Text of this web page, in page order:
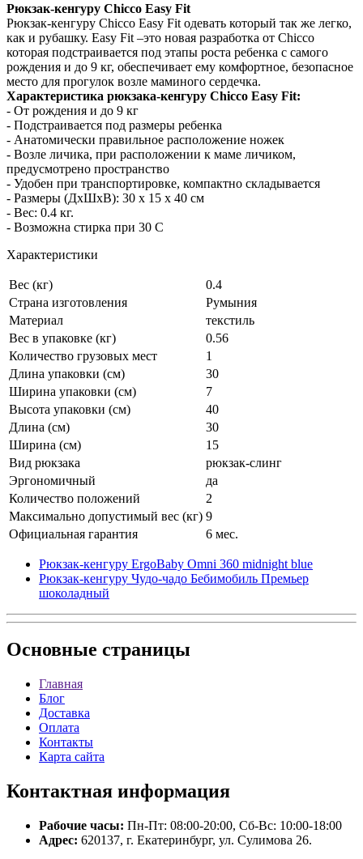
Рюкзак-кенгуру Chicco Easy Fit
Рюкзак-кенгуру Chicco Easy Fit одевать который так же легко,
как и рубашку. Easy Fit –это новая разработка от Chicco
которая подстраивается под этапы роста ребенка с самого
рождения и до 9 кг, обеспечивает ему комфортное, безопасное
место для прогулок возле маминого сердечка.
Характеристика рюкзака-кенгуру Chicco Easy Fit:
- От рождения и до 9 кг
- Подстраивается под размеры ребенка
- Анатомически правильное расположение ножек
- Возле личика, при расположении к маме личиком,
предусмотрено пространство
- Удобен при транспортировке, компактно складывается
- Размеры (ДхШхВ): 30 х 15 х 40 см
- Вес: 0.4 кг.
- Возможна стирка при 30 C
Характеристики
Вес (кг)
0.4
Страна изготовления
Румыния
Материал
текстиль
Вес в упаковке (кг)
0.56
Количество грузовых мест
1
Длина упаковки (см)
30
Ширина упаковки (см)
7
Высота упаковки (см)
40
Длина (см)
30
Ширина (см)
15
Вид рюкзака
рюкзак-слинг
Эргономичный
да
Количество положений
2
Максимально допустимый вес (кг) 9
Официальная гарантия
6 мес.
Рюкзак-кенгуру ErgoBaby Omni 360 midnight blue
Рюкзак-кенгуру Чудо-чадо Бебимобиль Премьер
шоколадный
Основные страницы
Главная
Блог
Доставка
Оплата
Контакты
Карта сайта
Контактная информация
Рабочие часы: Пн-Пт: 08:00-20:00, Сб-Вс: 10:00-18:00
Адрес: 620137, г. Екатеринбург, ул. Сулимова 26.